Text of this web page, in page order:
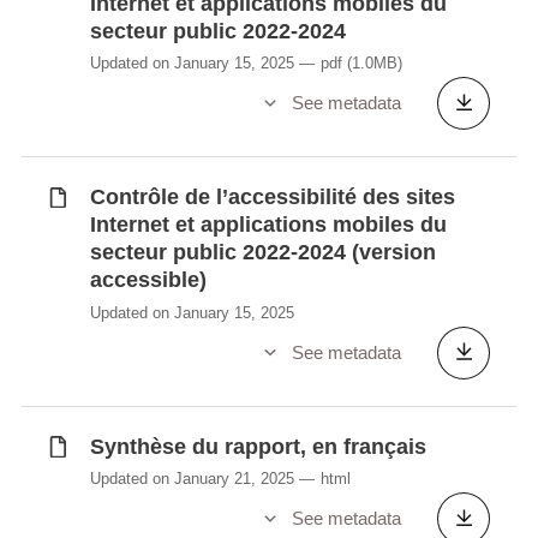
secteur public 2022-2024
Updated on January 15, 2025 pdf (1.0MB)
See metadata
Contrôle de l’accessibilité des sites
Internet et applications mobiles du
secteur public 2022-2024 (version
accessible)
Updated on January 15, 2025
See metadata
Synthèse du rapport, en français
Updated on January 21, 2025 html
See metadata